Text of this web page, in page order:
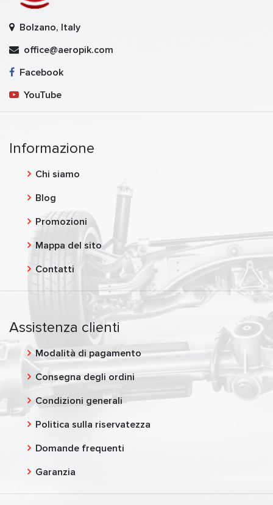
Bolzano, Italy
office@aeropik.com
Facebook
YouTube
Informazione
Chi siamo
Blog
Promozioni
Mappa del sito
Contatti
Assistenza clienti
Modalità di pagamento
Consegna degli ordini
Condizioni generali
Politica sulla riservatezza
Domande frequenti
Garanzia